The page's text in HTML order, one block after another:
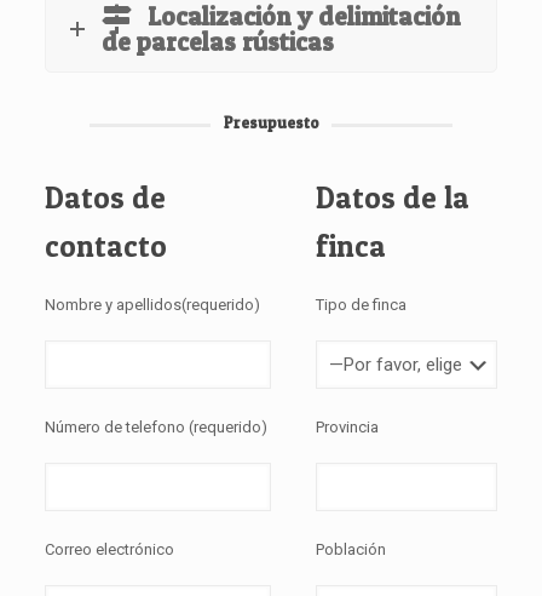
Localización y delimitación
de parcelas rústicas
Presupuesto
Datos de
contacto
Nombre y apellidos(requerido)
Número de telefono (requerido)
Correo electrónico
Datos de la
finca
Tipo de finca
Provincia
Población